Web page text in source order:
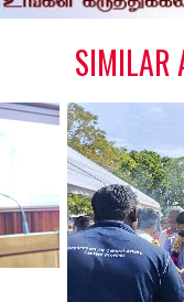
SIMILAR